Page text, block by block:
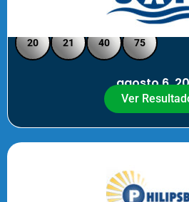
Loto Pool SXM -
20 21 40 75
agosto 6,
Ver